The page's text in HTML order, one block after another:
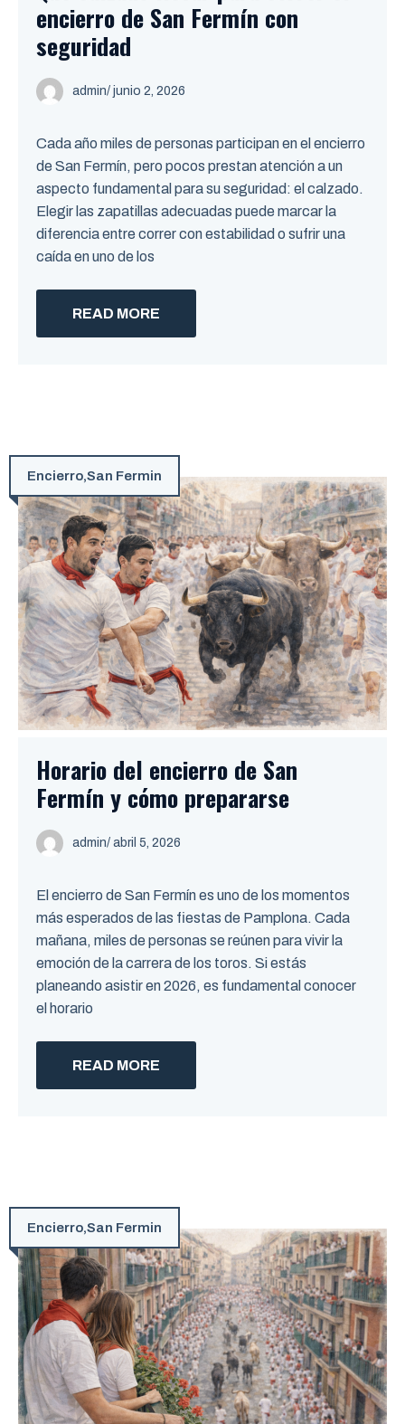
encierro de San Fermín con
seguridad
admin/ junio 2, 2026
Cada año miles de personas participan en el encierro
de San Fermín, pero pocos prestan atención a un
aspecto fundamental para su seguridad: el calzado.
Elegir las zapatillas adecuadas puede marcar la
diferencia entre correr con estabilidad o sufrir una
caída en uno de los
READ MORE
Encierro,San Fermin
Horario del encierro de San
Fermín y cómo prepararse
admin/ abril 5, 2026
El encierro de San Fermín es uno de los momentos
más esperados de las fiestas de Pamplona. Cada
mañana, miles de personas se reúnen para vivir la
emoción de la carrera de los toros. Si estás
planeando asistir en 2026, es fundamental conocer
el horario
READ MORE
Encierro,San Fermin